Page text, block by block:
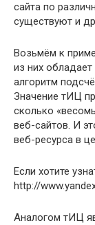
сайта по
существуют и
Возьмём к
из них
алгоритм
Значение тИЦ
сколько
веб-сайтов. И
веб-ресурса в
Если хотите
http://
Аналогом тИЦ